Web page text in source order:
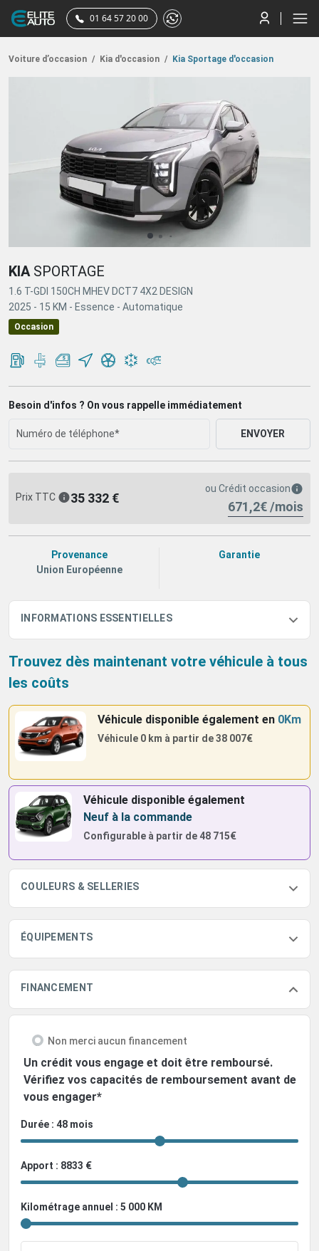
01 64 57 20 00
Voiture d’occasion / Kia d'occasion / Kia Sportage d'occasion
KIA SPORTAGE
1.6 T-GDI 150CH MHEV DCT7 4X2 DESIGN
2025 - 15 KM - Essence - Automatique
Occasion
Besoin d'infos ? On vous rappelle immédiatement
ENVOYER
Prix TTC 35 332 €
ou Crédit occasion
671,2€ /mois
Provenance
Union Européenne
Garantie
INFORMATIONS ESSENTIELLES
Trouvez dès maintenant votre véhicule à tous
les coûts
Véhicule disponible également en 0Km
Véhicule 0 km à partir de38 007€
Véhicule disponible également
Neuf à la commande
Configurable à partir de48 715€
COULEURS & SELLERIES
ÉQUIPEMENTS
FINANCEMENT
Non merci aucun financement
Un crédit vous engage et doit être remboursé.
Vérifiez vos capacités de remboursement avant de
vous engager*
Durée : 48 mois
Apport : 8833 €
Kilométrage annuel : 5 000 KM